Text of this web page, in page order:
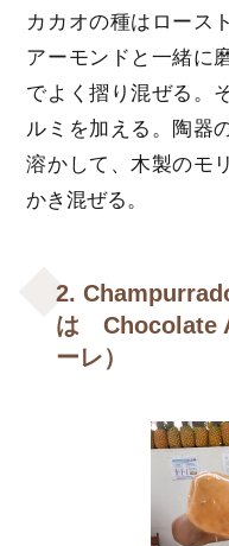
カカオの種はロース
アーモンドと一緒に
でよく摺り混ぜる。
ルミを加える。陶器
溶かして、木製のモ
かき混ぜる。
2.
は Chocolate
ーレ）